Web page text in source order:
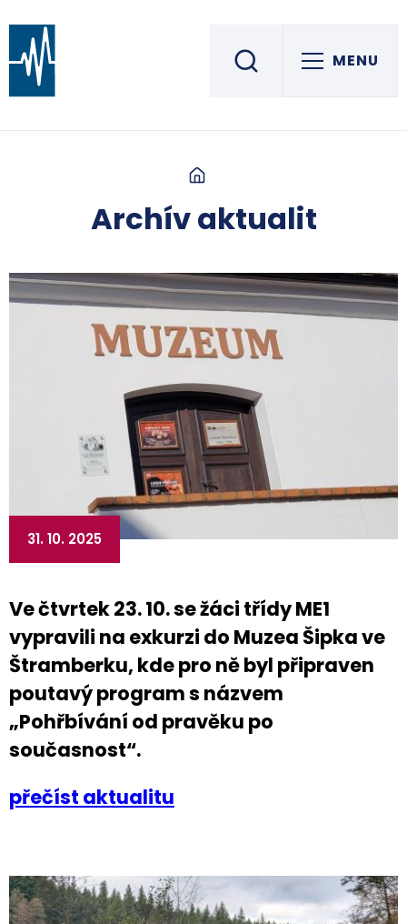
Střední škola informatiky, elektrotechniky a řemesel
ROŽNOV POD RADHOŠTĚM MENU
Archív aktualit
31. 10. 2025
Ve čtvrtek 23. 10. se žáci třídy ME1
vypravili na exkurzi do Muzea Šipka ve
Štramberku, kde pro ně byl připraven
poutavý program s názvem
„Pohřbívání od pravěku po
současnost“.
přečíst aktualitu